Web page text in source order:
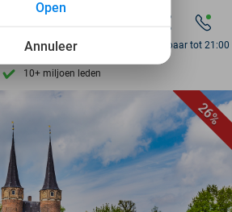
10+ miljoen leden
op basis van 206.160 reviews
7 dagen per week beschikbaar
10+ miljoen leden
Bereikbaar tot 21:00
26%
Annuleer
Open